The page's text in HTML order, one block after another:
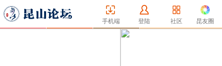
手机端 登陆 社区 昆友圈